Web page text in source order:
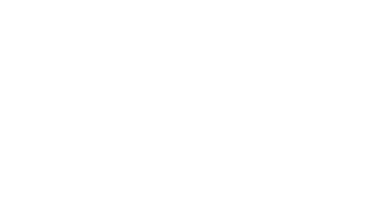
ou en solo, et repartez avec des